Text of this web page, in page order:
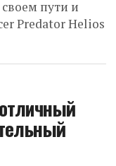
пути и
Predator Helios